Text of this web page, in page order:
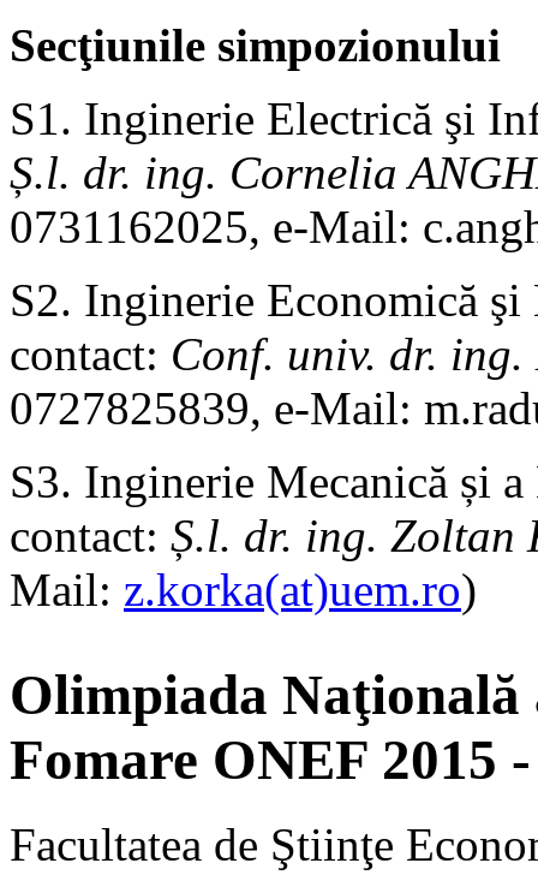
Secţiunile simpozionului
S1. Inginerie Electrică şi
Ș.l. dr. ing. Cornelia
0731162025, e-Mail:
S2. Inginerie Economică
contact: Conf. univ. dr.
0727825839, e-Mail:
S3. Inginerie Mecanică și
contact: Ș.l. dr. ing. Zoltan
Mail: z.korka(at)uem.ro)
Olimpiada
Fomare ONEF 2015
Facultatea de Ştiinţe